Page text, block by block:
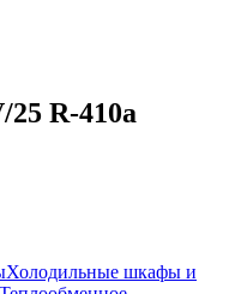
R-410a
Холодильные шкафы и